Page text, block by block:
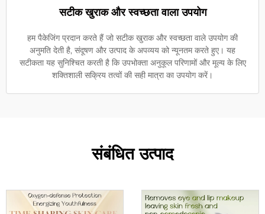
सटीक खुराक और स्वच्छता वाला उपयोग
हम पैकेजिंग प्रदान करते हैं जो सटीक खुराक और स्वच्छता वाले उपयोग की
अनुमति देती है, संदूषण और उत्पाद के अपव्यय को न्यूनतम करते हुए। यह
सटीकता यह सुनिश्चित करती है कि उपभोक्ता अनुकूल परिणामों और मूल्य के लिए
शक्तिशाली सक्रिय तत्वों की सही मात्रा का उपयोग करें।
संबंधित उत्पाद